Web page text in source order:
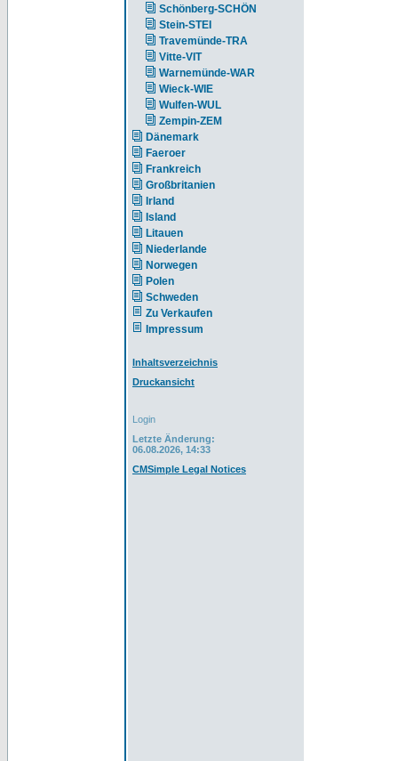
Schönberg-SCHÖN
Stein-STEI
Travemünde-TRA
Vitte-VIT
Warnemünde-WAR
Wieck-WIE
Wulfen-WUL
Zempin-ZEM
Dänemark
Faeroer
Frankreich
Großbritanien
Irland
Island
Litauen
Niederlande
Norwegen
Polen
Schweden
Zu Verkaufen
Impressum
Inhaltsverzeichnis
Druckansicht
Login
Letzte Änderung:
06.08.2026, 14:33
CMSimple Legal Notices